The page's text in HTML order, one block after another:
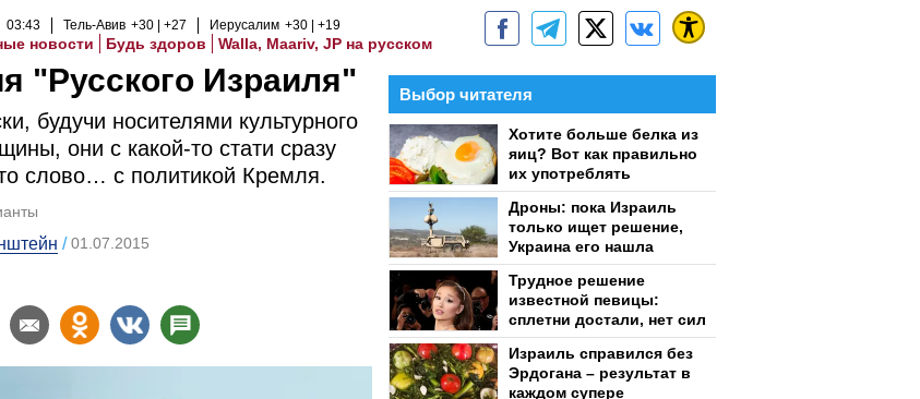
03:43 Тель-Авив +30 +27 Иерусалим +30 +19
новости Будь здоров Walla, Maariv, JP на русском
"Русского Израиля"
будучи носителями культурного
они с какой-то стати сразу
слово… с политикой Кремля.
01.07.2015
Выбор читателя
Хотите больше белка из
яиц? Вот как правильно
их употреблять
Дроны: пока Израиль
только ищет решение,
Украина его нашла
Трудное решение
известной певицы:
сплетни достали, нет сил
Израиль справился без
Эрдогана – результат в
каждом супере